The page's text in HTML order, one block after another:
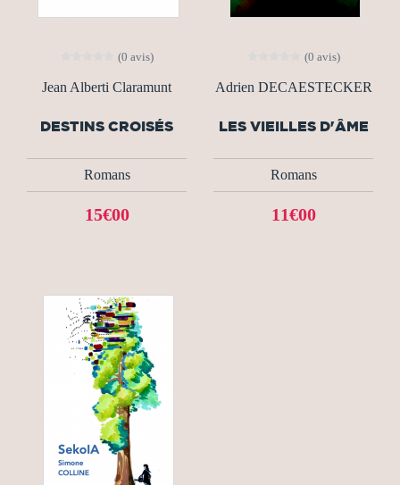
(0 avis)
Jean Alberti Claramunt
DESTINS CROISÉS
Romans
15€00
(0 avis)
Adrien DECAESTECKER
LES VIEILLES D'ÂME
Romans
11€00